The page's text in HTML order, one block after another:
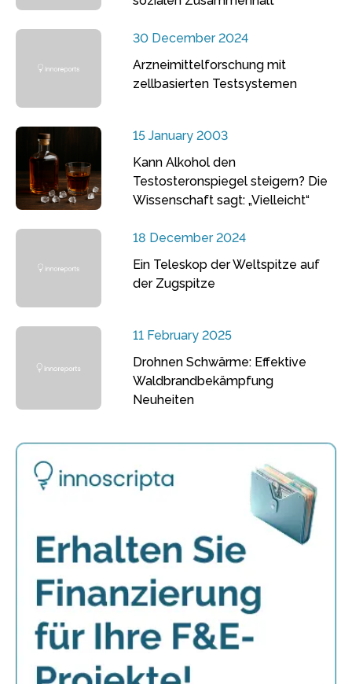
30 December 2024
Arzneimittelforschung mit
zellbasierten Testsystemen
15 January 2003
Kann Alkohol den
Testosteronspiegel steigern? Die
Wissenschaft sagt: „Vielleicht“
18 December 2024
Ein Teleskop der Weltspitze auf
der Zugspitze
11 February 2025
Drohnen Schwärme: Effektive
Waldbrandbekämpfung
Neuheiten